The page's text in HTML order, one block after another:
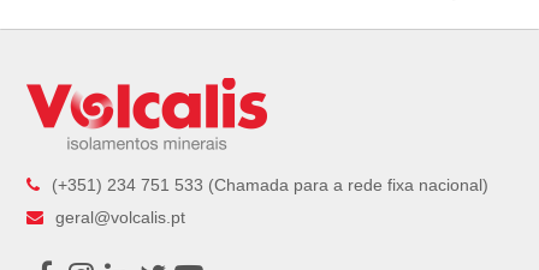
(+351) 234 751 533 (Chamada para a rede fixa nacional)
geral@volcalis.pt